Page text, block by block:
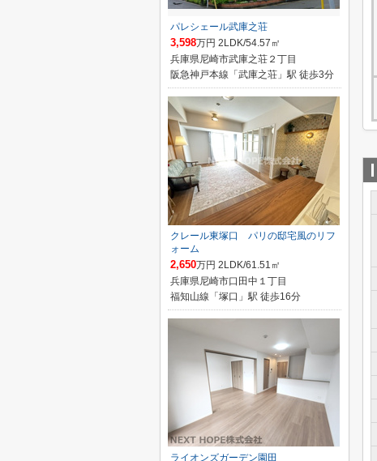
パレシェール武庫之荘
3,598万円 2LDK/54.57㎡
兵庫県尼崎市武庫之荘２丁目
阪急神戸本線「武庫之荘」駅 徒歩3分
クレール東塚口 パリの邸宅風のリフ
ォーム
2,650万円 2LDK/61.51㎡
兵庫県尼崎市口田中１丁目
福知山線「塚口」駅 徒歩16分
ライオンズガーデン園田